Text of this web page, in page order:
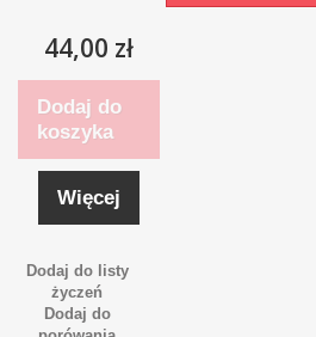
44,00 zł
Dodaj do
koszyka
Więcej
Dodaj do listy
życzeń
Dodaj do